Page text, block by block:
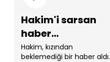
Hakim'i sarsan
haber...
Hakim, kızından
beklemediği bir haber aldı.